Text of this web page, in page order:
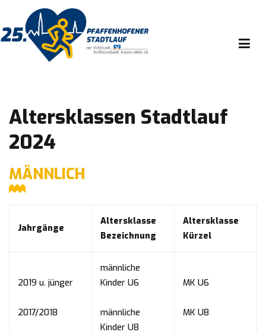
springen
Altersklassen Stadtlauf
2024
MÄNNLICH
Jahrgänge
Altersklasse
Bezeichnung
Altersklasse
Kürzel
2019 u. jünger
2017/2018
männliche
Kinder U6
männliche
Kinder U8
MK U6
MK U8